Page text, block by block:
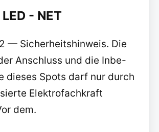
- NET
— Sicherheitshinweis. Die
Anschluss und die Inbe-
dieses Spots darf nur durch
Elektrofachkraft
dem.